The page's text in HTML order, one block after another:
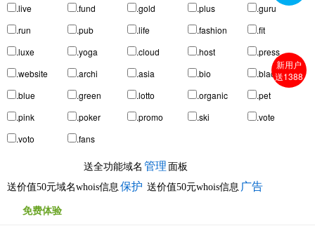
.live
.fund .gold .plus
.guru
.run
.pub .life .fashion
.fit
.luxe
.yoga .cloud .host
.press
.website
.archi .asia .bio
.black
.blue
.green .lotto .organic
.pet
.pink
.poker .promo .ski
.vote
.voto
.fans
送全功能域名 管理 面板
送价值50元域名whois信息 保护 送价值50元whois信息 广告
新用户
送1388